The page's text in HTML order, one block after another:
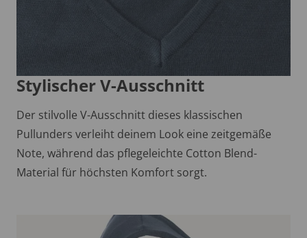
Stylischer V-Ausschnitt
Der stilvolle V-Ausschnitt dieses klassischen
Pullunders verleiht deinem Look eine zeitgemäße
Note, während das pflegeleichte Cotton Blend-
Material für höchsten Komfort sorgt.